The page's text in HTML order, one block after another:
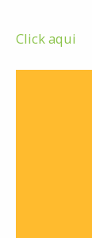
Click aqui